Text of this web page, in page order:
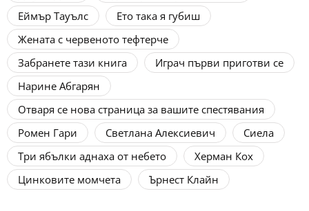
Еймър Тауълс
Ето така я губиш
Жената с червеното тефтерче
Забранете тази книга
Играч първи приготви се
Нарине Абгарян
Отваря се нова страница за вашите спестявания
Ромен Гари
Светлана Алексиевич
Сиела
Три ябълки аднаха от небето
Херман Кох
Цинковите момчета
Ърнест Клайн